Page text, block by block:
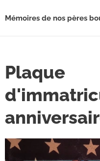
Mémoires de nos pères
Plaque